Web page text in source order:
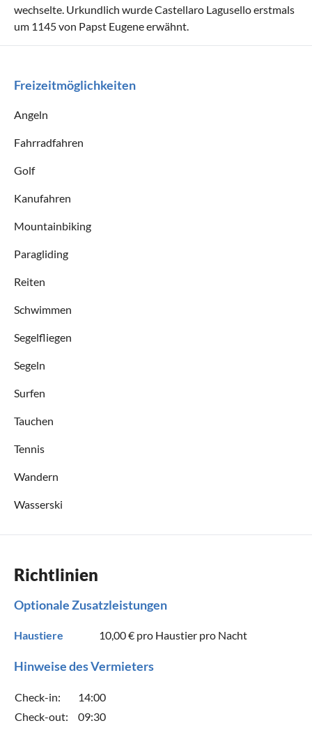
wechselte. Urkundlich wurde Castellaro Lagusello erstmals
um 1145 von Papst Eugene erwähnt.
Freizeitmöglichkeiten
Angeln
Fahrradfahren
Golf
Kanufahren
Mountainbiking
Paragliding
Reiten
Schwimmen
Segelfliegen
Segeln
Surfen
Tauchen
Tennis
Wandern
Wasserski
Richtlinien
Optionale Zusatzleistungen
Haustiere 10,00 € pro Haustier pro Nacht
Hinweise des Vermieters
Check-in:
14:00
Check-out:
09:30